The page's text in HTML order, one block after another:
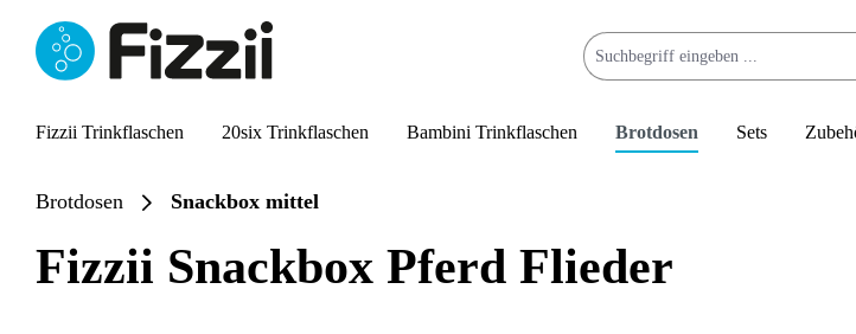
Zur Hauptnavigation springen
Fizzii Trinkflaschen 20six Trinkflaschen Bambini Trinkflaschen Brotdosen Sets
Brotdosen Snackbox mittel
Fizzii Snackbox Pferd Flieder